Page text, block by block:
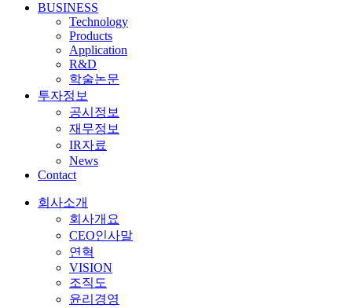
BUSINESS
Technology
Products
Application
R&D
학술논문
투자정보
공시정보
재무정보
IR자료
News
Contact
회사소개
회사개요
CEO인사말
연혁
VISION
조직도
윤리경영